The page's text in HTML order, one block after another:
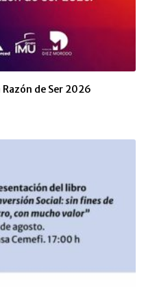
de Ser 2026